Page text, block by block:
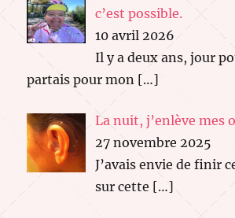
c’est possible.
10 avril 2026
Il y a deux ans, jour
partais pour mon […]
La nuit, j’enlève mes
27 novembre 2025
J’avais envie de finir
sur cette […]